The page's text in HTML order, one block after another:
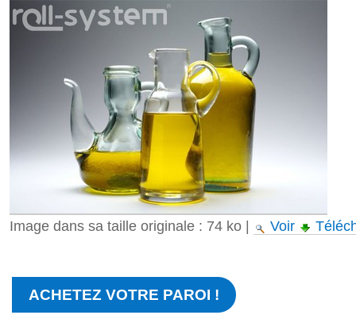
Image dans sa taille originale : 74 ko| Voir
ACHETEZ VOTRE PAROI !